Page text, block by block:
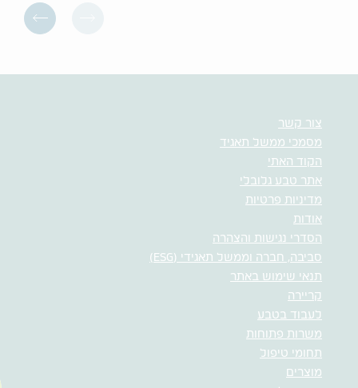
צור קשר
מסמכי ממשל תאגיד
הקוד האתי
אתר טבע גלובלי
מדיניות פרטיות
אודות
הסדרי נגישות והצהרה
סביבה, חברה וממשל תאגידי (ESG)
תנאי שימוש באתר
קריירה
לעבוד בטבע
משרות פתוחות
תחומי טיפול
מוצרים